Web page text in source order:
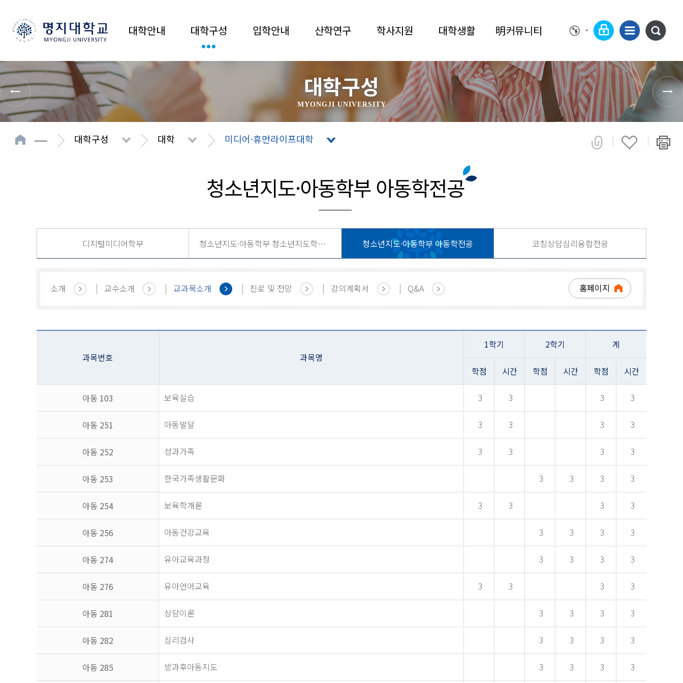
대학안내 대학구성 입학안내 산학연구 학사지원 대학생활 明커뮤니티
대학구성
MYONGJI UNIVERSITY
대학구성 대학 미디어·휴먼라이프대학
청소년지도·아동학부 아동학전공
디지털미디어학부 청소년지도·아동학부 청소년지도학전공 청소년지도·아동학부 아동학전공
소개 교수소개 교과목소개 진로 및 전망 강의계획서 Q&A 홈페이지
코칭상담심리융합전공
과목번호 과목명
1학기 2학기 계
학점 시간 학점 시간 학점 시간
아동 103 보육실습 3 3 3 3
아동 251 아동발달 3 3 3 3
아동 252 성과가족 3 3 3 3
아동 253 한국가족생활문화 3 3 3 3
아동 254 보육학개론 3 3 3 3
아동 256 아동건강교육 3 3 3 3
아동 274 유아교육과정 3 3 3 3
아동 276 유아언어교육 3 3 3 3
아동 281 상담이론 3 3 3 3
아동 282 심리검사 3 3 3 3
아동 285 방과후아동지도 3 3 3 3